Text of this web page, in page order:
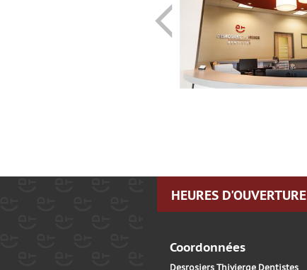
HEURES D'OUVERTURE
Coordonnées
Desrosiers Thivierge Dentistes